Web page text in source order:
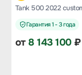
Гарантия 1 - 3 года
от 8 143 100₽